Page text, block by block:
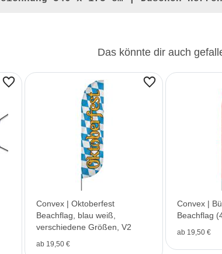
Das könnte dir auch
Convex | Oktoberfest
Beachflag, blau weiß,
verschiedene Größen, V2
ab 19,50 €
Convex |
Beachflag
ab 19,50 €